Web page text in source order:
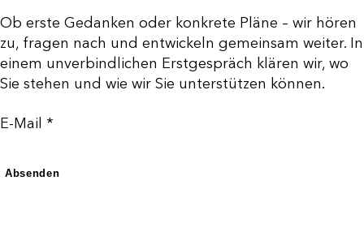
Ob erste Gedanken oder konkrete Pläne – wir hören
zu, fragen nach und entwickeln gemeinsam weiter. In
einem unverbindlichen Erstgespräch klären wir, wo
Sie stehen und wie wir Sie unterstützen können.
E-Mail *
Absenden